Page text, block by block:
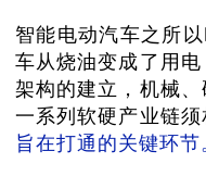
智能电动汽车之所
车从烧油变成了用
架构的建立，机械
一系列软硬产业链
旨在打通的关键环节。